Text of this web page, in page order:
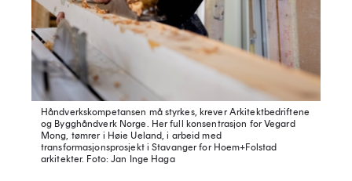
Håndverkskompetansen må styrkes, krever Arkitektbedriftene
og Bygghåndverk Norge. Her full konsentrasjon for Vegard
Mong, tømrer i Høie Ueland, i arbeid med
transformasjonsprosjekt i Stavanger for Hoem+Folstad
arkitekter. Foto: Jan Inge Haga